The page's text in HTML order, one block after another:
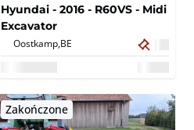
Hyundai - 2016 - R60VS - Midi
Excavator
Oostkamp, BE
Zakończone